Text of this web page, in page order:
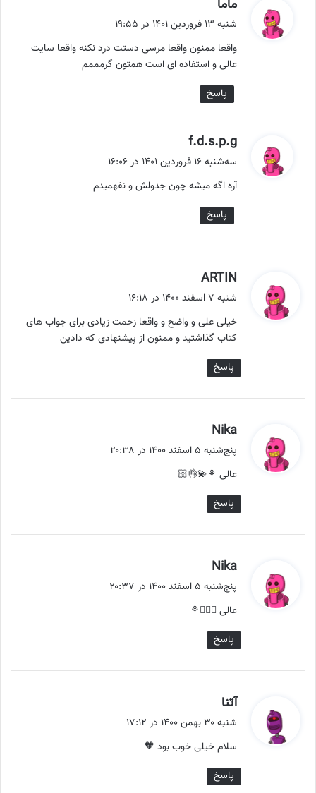
ماما
ف
:
شنبه ۱۳ فروردین ۱۴۰۱ در ۱۹:۵۵
واقعا ممنون واقعا مرسی دستت درد نکنه واقعا سایت
عالی و استفاده ای است همتون گرمممم
پاسخ
f.d.s.p.g
ف
سه‌شنبه ۱۶ فروردین ۱۴۰۱ در ۱۶:۰۶
آره اگه میشه چون جدولش و نفهمیدم
پاسخ
ARTIN
:
شنبه ۷ اسفند ۱۴۰۰ در ۱۶:۱۸
خیلی علی و واضح و واقعا زحمت زیادی برای جواب های
کتاب گذاشتید و ممنون از پیشنهادی که دادین
پاسخ
Nika
ف
پنج‌شنبه ۵ اسفند ۱۴۰۰ در ۲۰:۳۸
عالی ⚘💫👌🏻
پاسخ
Nika
ف
:
پنج‌شنبه ۵ اسفند ۱۴۰۰ در ۲۰:۳۷
عالی 👌🏻💫⚘
پاسخ
آتنا
ف
:
شنبه ۳۰ بهمن ۱۴۰۰ در ۱۷:۱۲
سلام خیلی خوب بود 🧡
پاسخ